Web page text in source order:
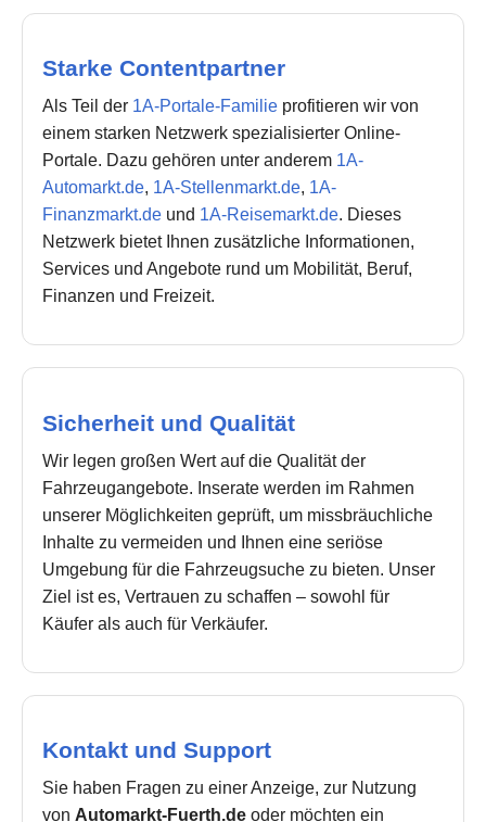
Starke Contentpartner
Als Teil der 1A-Portale-Familie profitieren wir von
einem starken Netzwerk spezialisierter Online-
Portale. Dazu gehören unter anderem 1A-
Automarkt.de, 1A-Stellenmarkt.de, 1A-
Finanzmarkt.de und 1A-Reisemarkt.de. Dieses
Netzwerk bietet Ihnen zusätzliche Informationen,
Services und Angebote rund um Mobilität, Beruf,
Finanzen und Freizeit.
Sicherheit und Qualität
Wir legen großen Wert auf die Qualität der
Fahrzeugangebote. Inserate werden im Rahmen
unserer Möglichkeiten geprüft, um missbräuchliche
Inhalte zu vermeiden und Ihnen eine seriöse
Umgebung für die Fahrzeugsuche zu bieten. Unser
Ziel ist es, Vertrauen zu schaffen – sowohl für
Käufer als auch für Verkäufer.
Kontakt und Support
Sie haben Fragen zu einer Anzeige, zur Nutzung
von Automarkt-Fuerth.de oder möchten ein